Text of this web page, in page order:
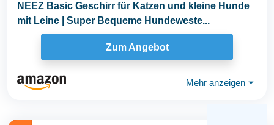
NEEZ Basic Geschirr für Katzen und kleine Hunde
mit Leine | Super Bequeme Hundeweste...
Zum Angebot
Mehr anzeigen ⏷